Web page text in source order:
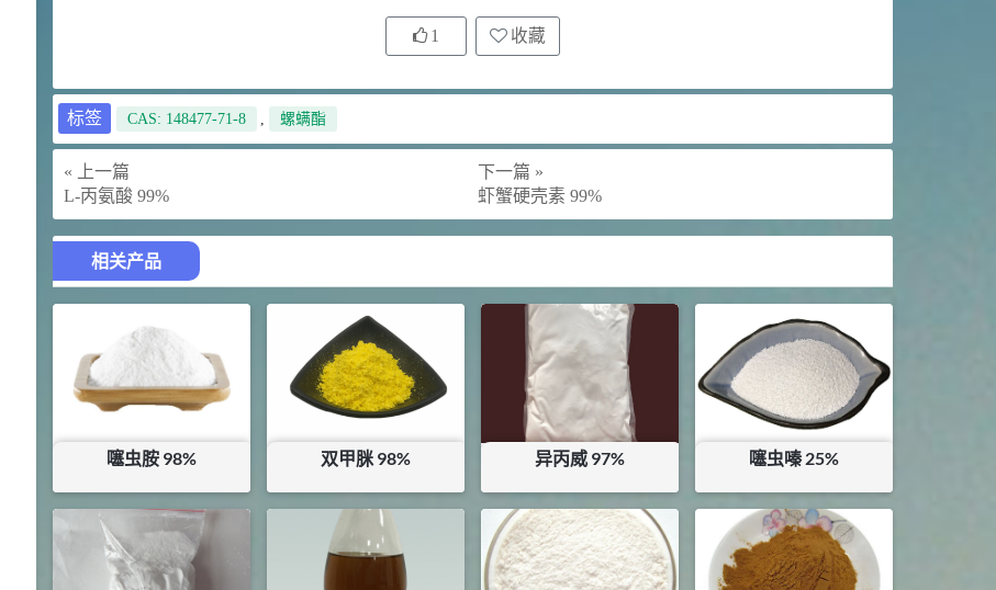
1 收藏
标签 CAS: 148477-71-8 , 螺螨酯
« 上一篇
L-丙氨酸 99%
下一篇 »
虾蟹硬壳素 99%
相关产品
噻虫胺 98%
¥68
库存：35.5KG
双甲脒 98%
¥260
库存：
18
异丙威 97%
¥86.4
库存：0KG
噻虫嗪 25%
¥20.5
库存：13KG
浏览量 - 1.98w
99.5%
浏览量 - 1.89w
S-羧甲基-L-半胱氨酸(羧甲司坦)
98.5%
浏览量 - 1.72w
抗氧剂BHT 99.5%
2021-05-25 食品添加剂原料